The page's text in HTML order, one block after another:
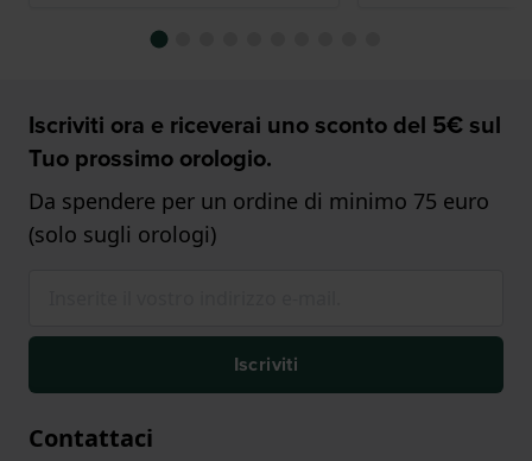
Iscriviti ora e riceverai uno sconto del 5€ sul
Tuo prossimo orologio.
Da spendere per un ordine di minimo 75 euro
(solo sugli orologi)
Iscriviti
Contattaci